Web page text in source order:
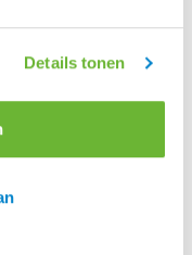
Details tonen
kledingcollectie.